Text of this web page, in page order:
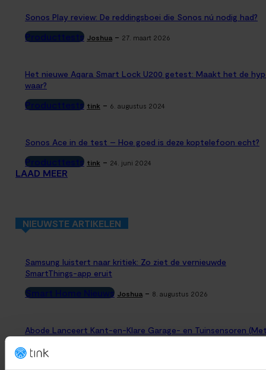
Sonos Play review: De reddingsboei die Sonos nú nodig had?
Producttests Joshua - 27. maart 2026
Het nieuwe Aqara Smart Lock U200 getest: Maakt het de
waar?
Producttests tink - 6. augustus 2024
Sonos Ace in de test – Hoe goed is deze koptelefoon echt?
Producttests tink - 24. juni 2024
LAAD MEER
NIEUWSTE ARTIKELEN
Samsung luistert naar kritiek: Zo ziet de vernieuwde
SmartThings-app eruit
Smart Home Nieuws Joshua - 8. augustus 2026
Abode Lanceert Kant-en-Klare Garage- en Tuinsensoren
Productlanceringen